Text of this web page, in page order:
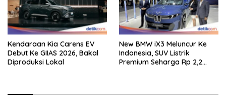
Kendaraan Kia Carens EV
Debut Ke GIIAS 2026, Bakal
Diproduksi Lokal
New BMW iX3 Meluncur Ke
Indonesia, SUV Listrik
Premium Seharga Rp 2,2